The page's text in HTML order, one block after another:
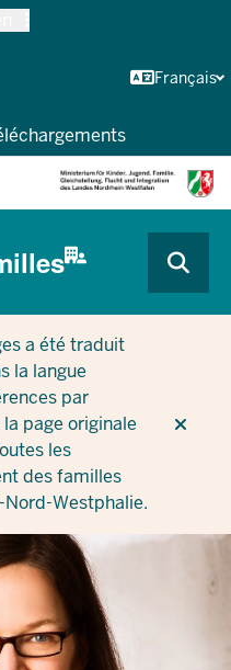
Français
ENTREPRISES/
FAMILLES
a été traduit
la langue
par
page originale
les
des familles
Westphalie.